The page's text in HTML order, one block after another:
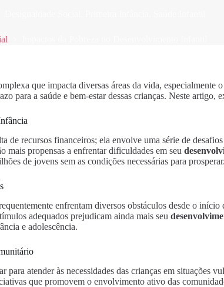
que impacta diversas áreas da vida, especialmente
para a saúde e bem-estar dessas crianças. Neste
de recursos financeiros; ela envolve uma série de
mais propensas a enfrentar dificuldades em seu
de jovens sem as condições necessárias para prosperar.
enfrentam diversos obstáculos desde o
adequados prejudicam ainda mais seu
e adolescência.
para atender às necessidades das crianças em situações
que promovem o envolvimento ativo das